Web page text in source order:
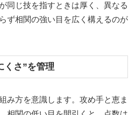
同じ技を指すときは厚く、異なる
ず相関の強い目を広く構えるのが
くさ”を管理
み方を意識します。攻め手と恵ま